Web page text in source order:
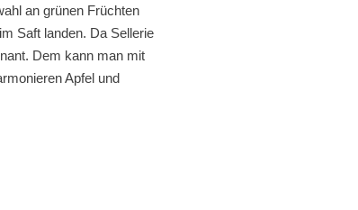
an grünen Früchten
Saft landen. Da Sellerie
Dem kann man mit
Apfel und